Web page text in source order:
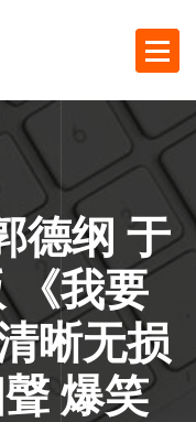
德纲 于
《我要
晰无损
爆笑